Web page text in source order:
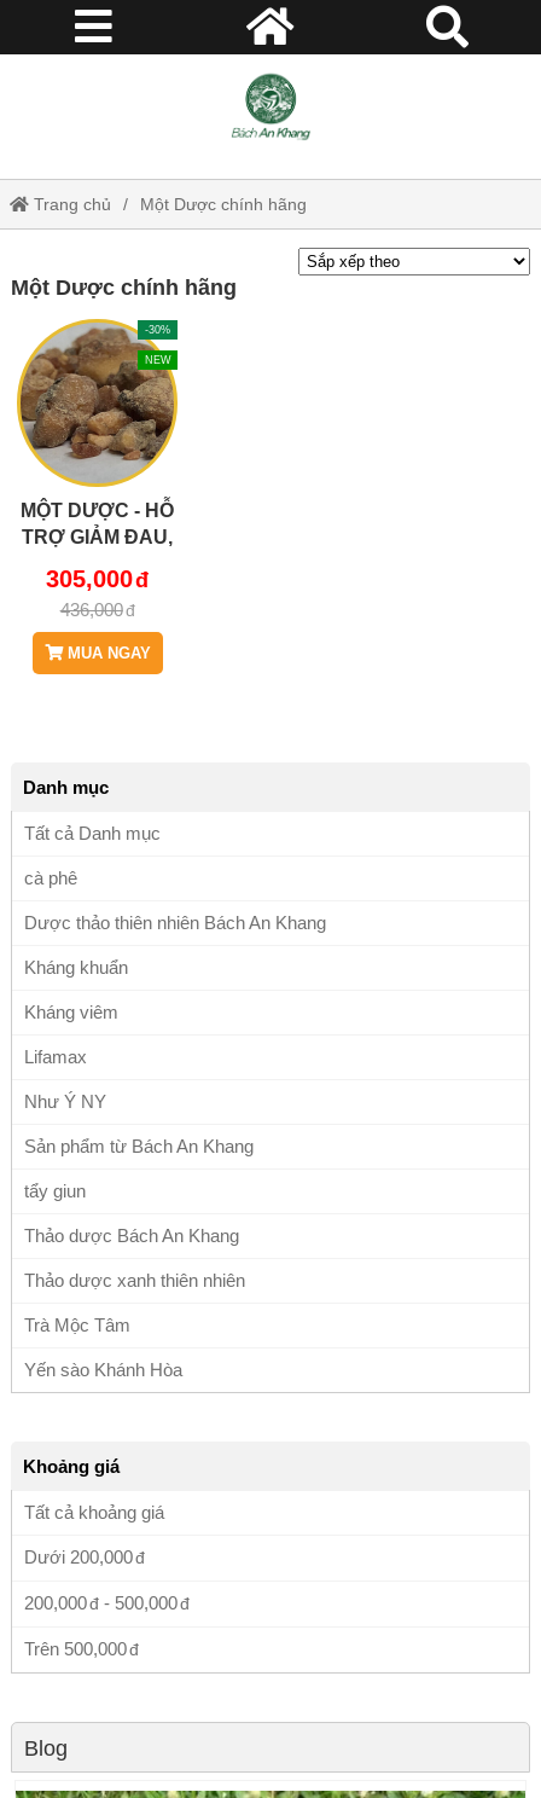
Trang chủ Một Dược chính hãng
Một Dược chính hãng
-30%
NEW
MỘT DƯỢC - HỖ
TRỢ GIẢM ĐAU,
HẠ ĐƯỜNG
HUYẾT, CHỐNG
OXY HÓA
BAK836 COPY
305,000
436,000
MUA NGAY
Danh mục
Tất cả Danh mục
cà phê
Dược thảo thiên nhiên Bách An Khang
Kháng khuẩn
Kháng viêm
Lifamax
Như Ý NY
Sản phẩm từ Bách An Khang
tẩy giun
Thảo dược Bách An Khang
Thảo dược xanh thiên nhiên
Trà Mộc Tâm
Yến sào Khánh Hòa
Khoảng giá
Tất cả khoảng giá
Dưới 200,000
200,000 - 500,000
Trên 500,000
Blog